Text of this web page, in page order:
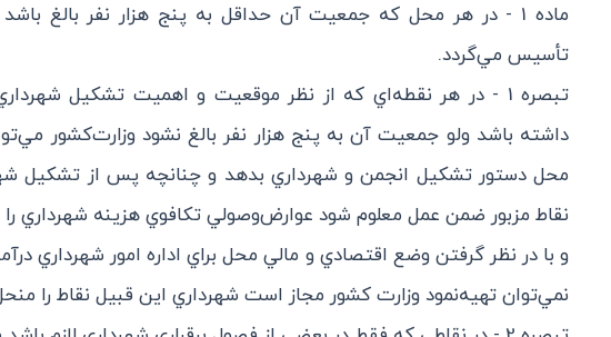
ماده 1 - در هر محل كه جمعيت آن حداقل به پنج هزار نفر بالغ
تأسيس مي‌گردد.
‌تبصره 1 - در هر نقطه‌اي كه از نظر موقعيت و اهميت تشكيل
داشته باشد ولو جمعيت آن به پنج هزار نفر بالغ نشود وزارت‌كشور
محل دستور تشكيل انجمن و شهرداري بدهد و چنانچه پس از تشكيل
نقاط مزبور ضمن عمل معلوم شود عوارض‌وصولي تكافوي هزينه شهرداري را
و با در نظر گرفتن وضع اقتصادي و مالي محل براي اداره امور شهرداري
نمي‌توان تهيه‌نمود وزارت كشور مجاز است شهرداري اين قبيل نقاط را